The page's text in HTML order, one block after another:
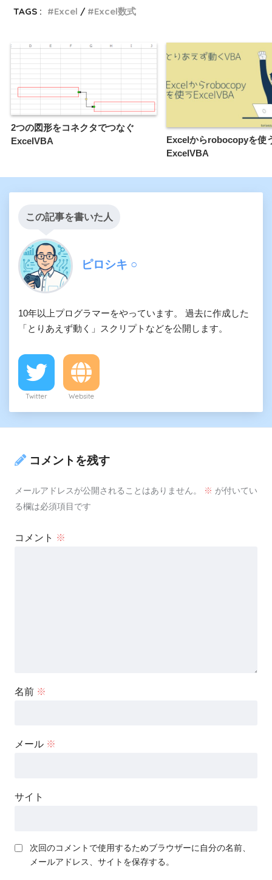
TAGS : Excel Excel数式
2つの図形をコネクタでつなぐ
ExcelVBA
Excelからrobocopyを使
ExcelVBA
この記事を書いた人
ピロシキ ○
10年以上プログラマーをやっています。 過去に作成した
「とりあえず動く」スクリプトなどを公開します。
Twitter Website
コメントを残す
メールアドレスが公開されることはありません。 ※ が付いてい
る欄は必須項目です
コメント ※
名前 ※
メール ※
サイト
次回のコメントで使用するためブラウザーに自分の名前、
メールアドレス、サイトを保存する。